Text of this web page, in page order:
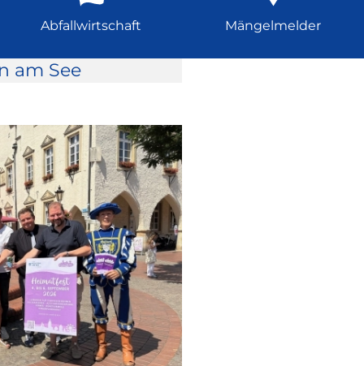
Abfallwirtschaft Mängelmelder
am See